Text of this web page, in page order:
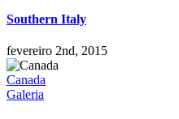
Southern Italy
fevereiro 2nd, 2015
Canada
Galeria